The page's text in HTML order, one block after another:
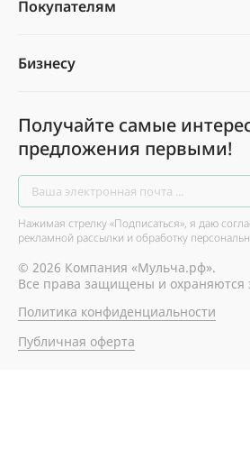
Покупателям
Бизнесу
Получайте самые
предложения первыми!
Нажимая стрелку «Подписаться», я даю
рекламной рассылки и обработку
© 2026 Компания «Мульча.рф».
Все права защищены и охраняются
Политика конфиденциальности
Публичная оферта